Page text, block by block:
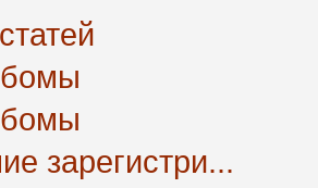
зарегистри...